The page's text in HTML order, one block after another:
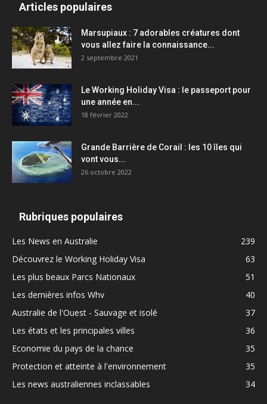
Articles populaires
Marsupiaux : 7 adorables créatures dont
vous allez faire la connaissance...
2 septembre 2021
Le Working Holiday Visa : le passeport pour
une année en...
18 février 2022
Grande Barrière de Corail : les 10 îles qui
vont vous...
26 octobre 2022
Rubriques populaires
Les News en Australie
239
Découvrez le Working Holiday Visa
63
Les plus beaux Parcs Nationaux
51
Les dernières infos Whv
40
Australie de l'Ouest - Sauvage et isolé
37
Les états et les principales villes
36
Economie du pays de la chance
35
Protection et atteinte à l'environnement
35
Les news australiennes inclassables
34